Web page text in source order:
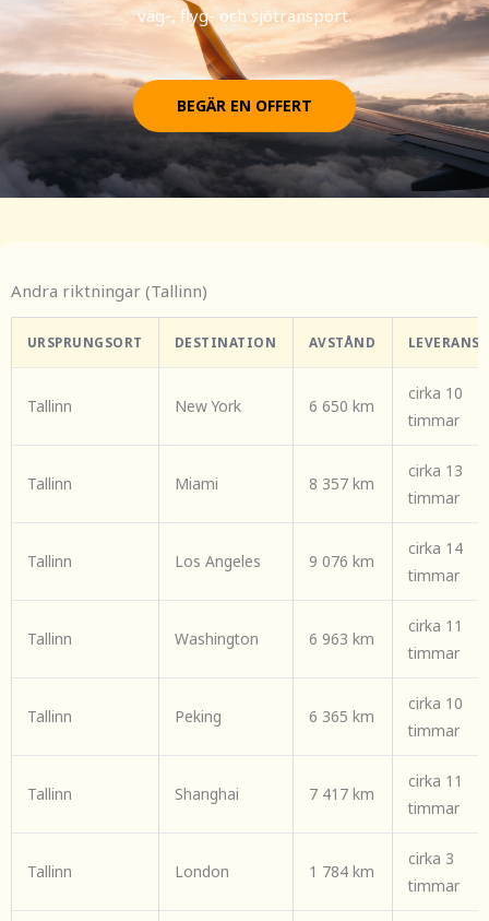
väg-, flyg- och sjötransport.
BEGÄR EN OFFERT
Andra riktningar (Tallinn)
URSPRUNGSORT DESTINATION AVSTÅND
Tallinn New York 6 650 km
cirka 10
timmar
Tallinn Miami 8 357 km
cirka 13
timmar
Tallinn Los Angeles 9 076 km
cirka 14
timmar
Tallinn Washington 6 963 km
cirka 11
timmar
Tallinn Peking 6 365 km
cirka 10
timmar
Tallinn Shanghai 7 417 km
cirka 11
timmar
Tallinn London 1 784 km
cirka 3
timmar